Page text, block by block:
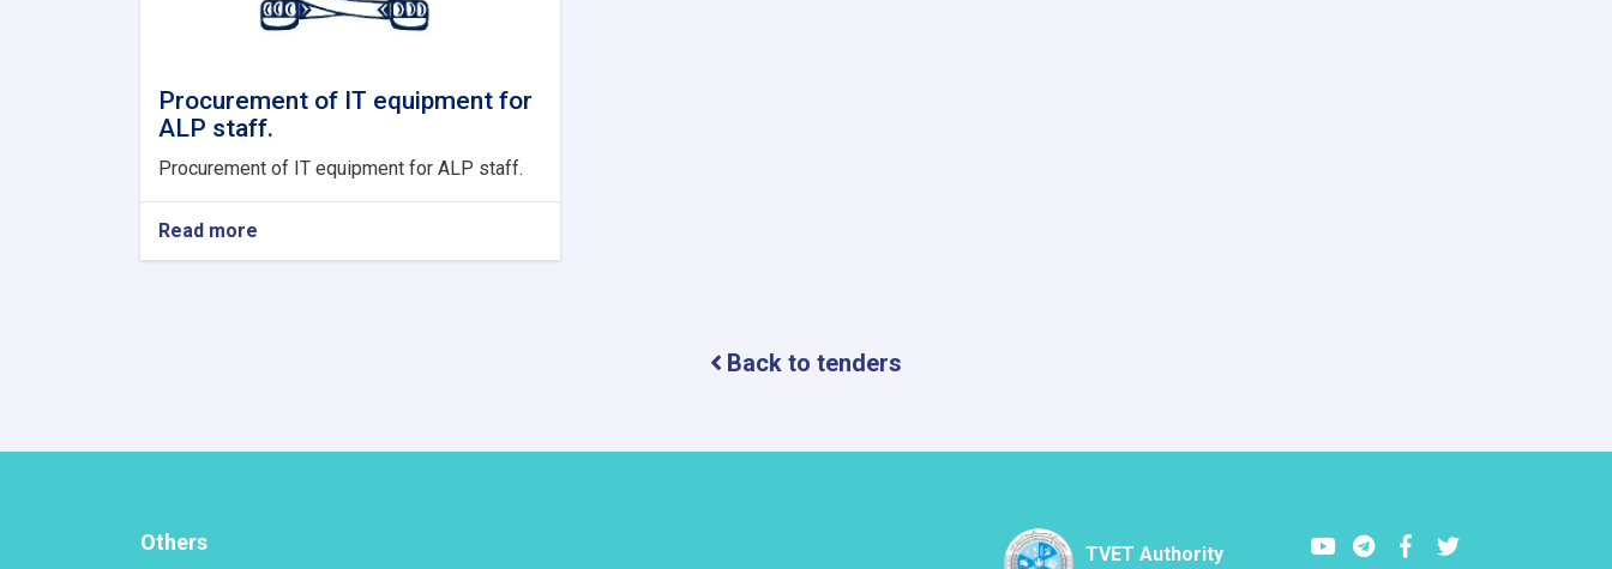
Procurement of IT equipment for
ALP staff.
Procurement of IT equipment for ALP staff.
Read more
Procurement
Back to tenders
Others TVET Authority
YoutubeLinkedInFacebook
Twitter